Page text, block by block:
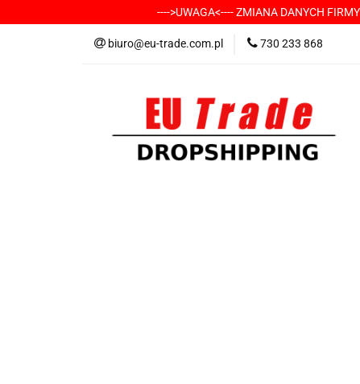
---->UWAGA<---- ZMIANA DANYCH
biuro@eu-trade.com.pl 730 233 868
KATEGORIE